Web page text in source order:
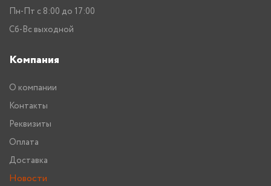
Пн-Пт с 8:00 до 17:00
Сб-Вс выходной
Компания
О компании
Контакты
Реквизиты
Оплата
Доставка
Новости